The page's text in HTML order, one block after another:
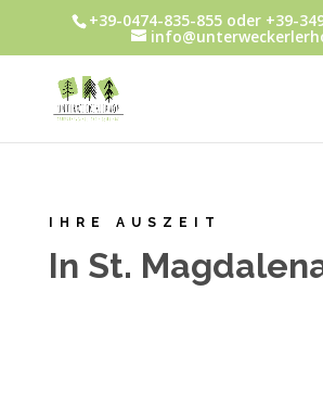
+39-0474-835-855 oder +39-
IHRE AUSZEIT
In St.